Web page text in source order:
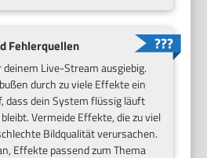
Fehlerquellen
Live-Stream ausgiebig.
durch zu viele Effekte ein
dass dein System flüssig läuft
Vermeide Effekte, die zu viel
Bildqualität verursachen.
Effekte passend zum Thema